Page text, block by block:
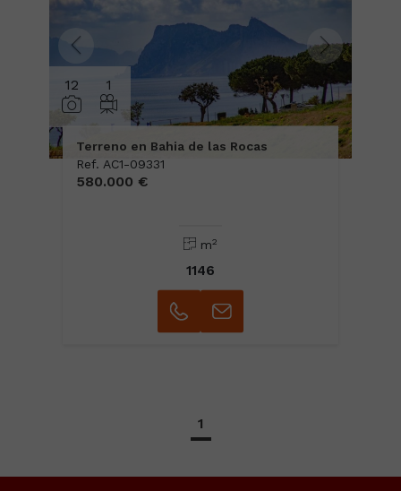
12 1
Terreno en Bahia de las Rocas
Ref. AC1-09331
580.000 €
m2
1146
1